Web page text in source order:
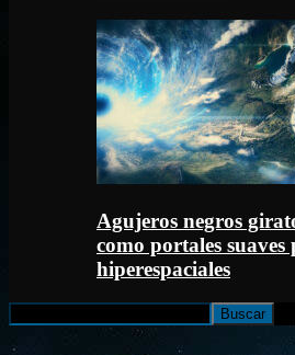
Agujeros negros
como portales suaves
hiperespaciales